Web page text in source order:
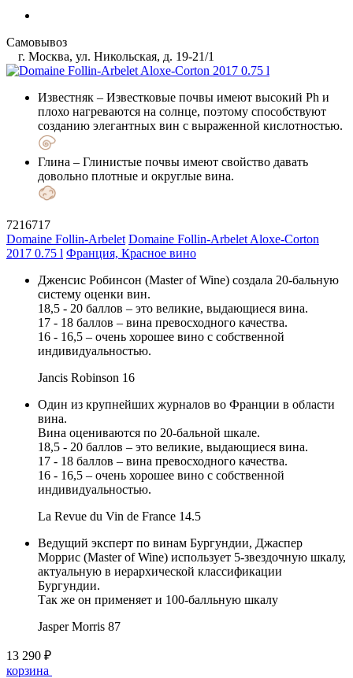
Самовывоз
г. Москва, ул. Никольская, д. 19-21/1
Известняк – Известковые почвы имеют высокий Ph и
плохо нагреваются на солнце, поэтому способствуют
созданию элегантных вин с выраженной кислотностью.
Глина – Глинистые почвы имеют свойство давать
довольно плотные и округлые вина.
7216717
Domaine Follin-Arbelet Domaine Follin-Arbelet Aloxe-Corton
2017 0.75 l Франция, Красное вино
Дженсис Робинсон (Master of Wine) создала 20-бальную
систему оценки вин.
18,5 - 20 баллов – это великие, выдающиеся вина.
17 - 18 баллов – вина превосходного качества.
16 - 16,5 – очень хорошее вино с собственной
индивидуальностью.
Jancis Robinson 16
Один из крупнейших журналов во Франции в области
вина.
Вина оцениваются по 20-бальной шкале.
18,5 - 20 баллов – это великие, выдающиеся вина.
17 - 18 баллов – вина превосходного качества.
16 - 16,5 – очень хорошее вино с собственной
индивидуальностью.
La Revue du Vin de France 14.5
Ведущий эксперт по винам Бургундии, Джаспер
Моррис (Master of Wine) использует 5-звездочную шкалу,
актуальную в иерархической классификации
Бургундии.
Так же он применяет и 100-балльную шкалу
Jasper Morris 87
13 290 ₽
корзина